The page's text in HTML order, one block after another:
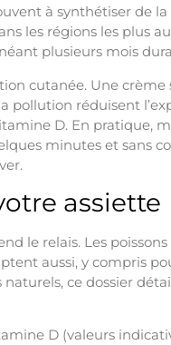
à synthétiser de
les régions les plus
plusieurs mois
cutanée. Une
pollution réduisent
D. En pratique,
minutes et sans
assiette
le relais. Les
aussi, y compris
ce dossier
D (valeurs